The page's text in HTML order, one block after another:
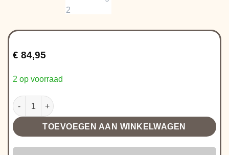
€ 84,95
2 op voorraad
Jonk Chateau Hoofdkussen aantal
TOEVOEGEN AAN WINKELWAGEN